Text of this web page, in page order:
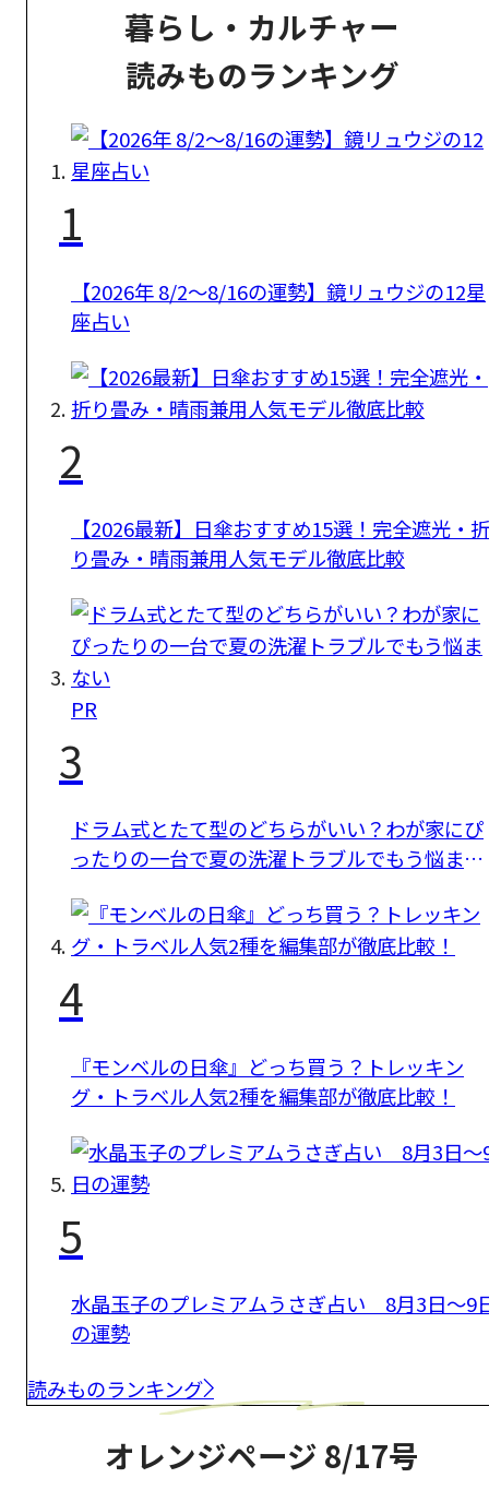
暮らし・カルチャー
読みものランキング
1
【2026年 8/2〜8/16の運勢】鏡リュウジの12星
座占い
2
【2026最新】日傘おすすめ15選！完全遮光・折
り畳み・晴雨兼用人気モデル徹底比較
PR
3
ドラム式とたて型のどちらがいい？わが家にぴ
ったりの一台で夏の洗濯トラブルでもう悩まな
4
『モンベルの日傘』どっち買う？トレッキン
グ・トラベル人気2種を編集部が徹底比較！
5
水晶玉子のプレミアムうさぎ占い 8月3日～9
の運勢
読みものランキング
オレンジページ 8/17号